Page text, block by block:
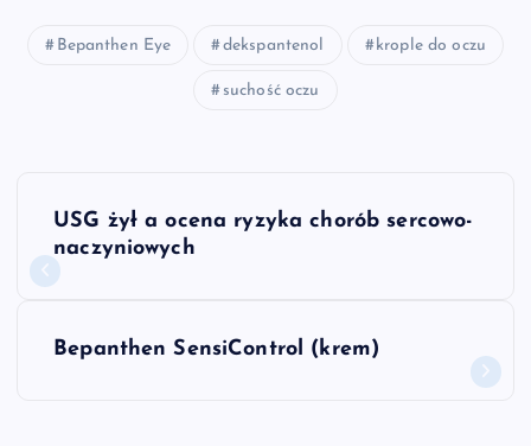
Bepanthen Eye dekspantenol krople do oczu
suchość oczu
N
a
USG żył a ocena ryzyka chorób sercowo-
naczyniowych
Bepanthen SensiControl (krem)